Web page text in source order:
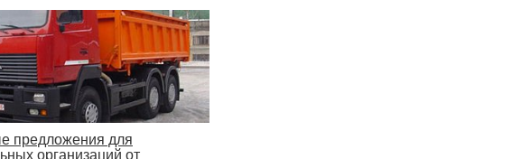
предложения для
организаций от